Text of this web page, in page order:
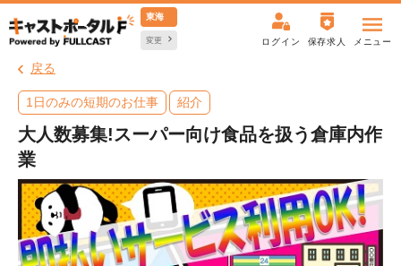
東海
変更 ログイン 保存求人 メニュー
戻る
1日のみの短期のお仕事 紹介
大人数募集!スーパー向け食品を扱う倉庫内作
業